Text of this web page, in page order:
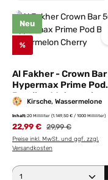
Neu
%
Al Fakher - Crown
Hypermax Prime Pod
Bundle - Watermelon
CherryKirsche, Wassermelone
Inhalt:20 Milliliter (1.149,50 € / 1000 Milliliter)
22,99 € Regulärer Preis:
29,99 €
Preise inkl. MwSt. und ggf. zzgl.
Versandkosten
Produkt Anzahl: